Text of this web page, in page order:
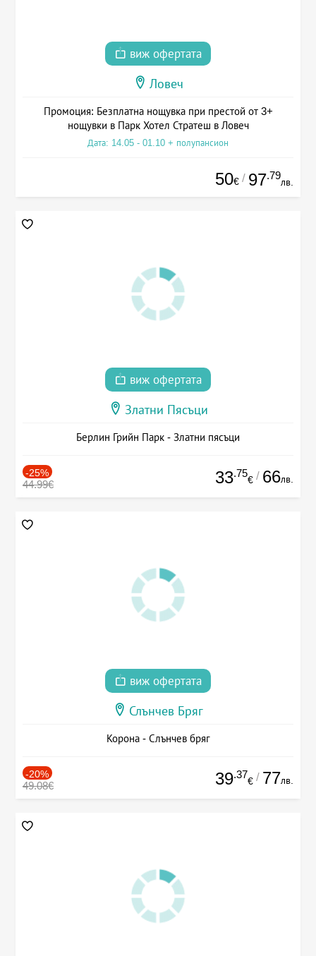
виж офертата
Ловеч
Промоция: Безплатна нощувка при престой от 3+
нощувки в Парк Хотел Стратеш в Ловеч
Дата: 14.05 - 01.10 + полупансион
50€ / 97.79
лв.
виж офертата
Златни Пясъци
Берлин Грийн Парк - Златни пясъци
-25%
44.99€ 33.75
€ / 66лв.
виж офертата
Слънчев Бряг
Корона - Слънчев бряг
-20%
49.08€ 39.37
€ / 77лв.